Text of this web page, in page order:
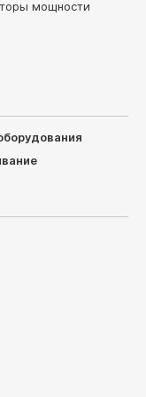
мощности